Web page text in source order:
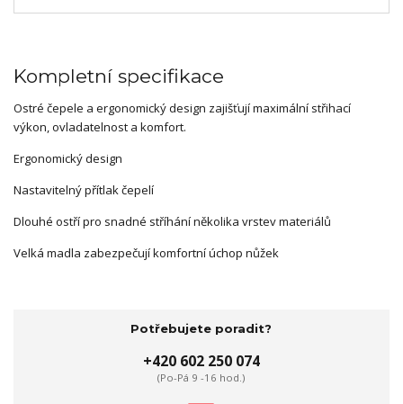
Kompletní specifikace
Ostré čepele a ergonomický design zajišťují maximální střihací
výkon, ovladatelnost a komfort.
Ergonomický design
Nastavitelný přítlak čepelí
Dlouhé ostří pro snadné stříhání několika vrstev materiálů
Velká madla zabezpečují komfortní úchop nůžek
Potřebujete poradit?
+420 602 250 074
(Po-Pá 9 -16 hod.)